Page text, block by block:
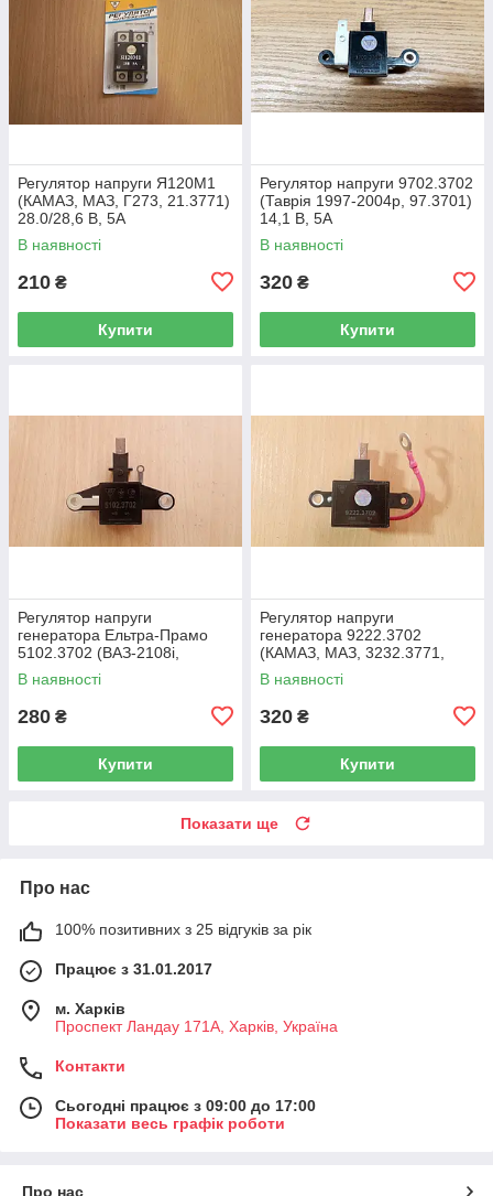
Регулятор напруги Я120М1
(КАМАЗ, МАЗ, Г273, 21.3771)
28.0/28,6 В, 5А
В наявності
210 ₴
Купити
Регулятор напруги 9702.3702
(Таврія 1997-2004р, 97.3701)
14,1 В, 5А
В наявності
320 ₴
Купити
Регулятор напруги
генератора Ельтра-Прамо
5102.3702 (ВАЗ-2108i,
ВАЗ-2109i, ВАЗ-2110i,
5102.3771) 14,5 В, 5А
В наявності
280 ₴
Купити
Регулятор напруги
генератора 9222.3702
(КАМАЗ, МАЗ, 3232.3771,
4502.3771) 28,8 В, 5А
В наявності
320 ₴
Купити
Показати ще
Про нас
100% позитивних з 25 відгуків за рік
Працює з 31.01.2017
м. Харків
Проспект Ландау 171А, Харків, Україна
Контакти
Сьогодні працює з 09:00 до 17:00
Показати весь графік роботи
Про нас